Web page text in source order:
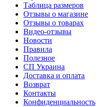
Таблица размеров
Отзывы о магазине
Отзывы о товарах
Видео-отзывы
Новости
Правила
Полезное
СП Украина
Доставка и оплата
Возврат
Контакты
Конфиденциальность